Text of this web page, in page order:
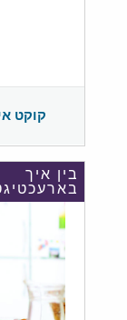
קוקט
בין איך